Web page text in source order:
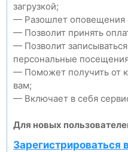
загрузкой;
— Разошлет оповещения
— Позволит принять
— Позволит
персональные
— Поможет получить от
вам;
— Включает в себя
Для новых
Зарегистрироваться